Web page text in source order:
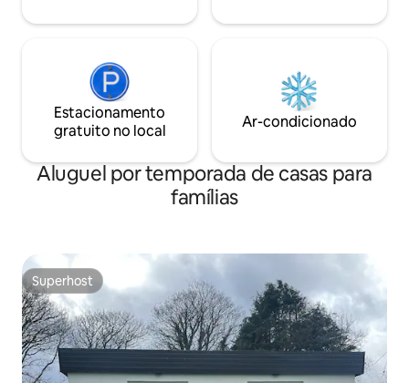
Estacionamento
gratuito no local
Ar-condicionado
Aluguel por temporada de casas para
famílias
Superhost
Superhost